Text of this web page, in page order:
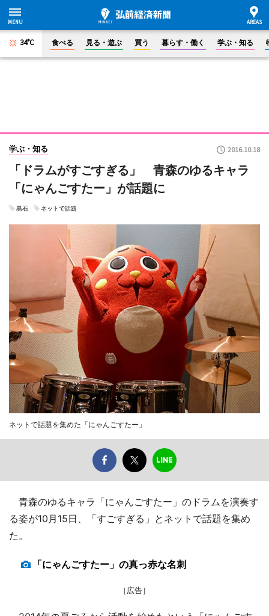
34°C 食べる 見る・遊ぶ 買う 暮らす・働く 学ぶ・知る
学ぶ・知る 2016.10.18
「ドラムがすごすぎる」 青森のゆるキャラ
「にゃんごすたー」が話題に
黒石 ネットで話題
ネットで話題を集めた「にゃんごすたー」
青森のゆるキャラ「にゃんごすたー」のドラムを演奏す
る姿が10月15日、「すごすぎる」とネットで話題を集め
た。
「にゃんごすたー」の真っ赤な名刺
［広告］